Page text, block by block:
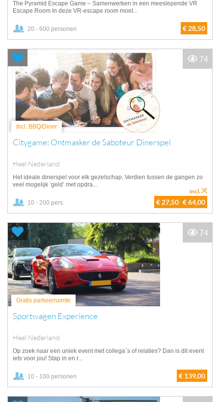
The Pyramid Escape Game – Samenwerken in een meeslepende VR
Escape Room In deze VR-escape room moet...
20 - 600 personen € 28,50
Incl. BBQ/Diner
Citygame: Ontmasker de Saboteur Dinerspel
Heel Nederland
Het ideale dinerspel voor elk gezelschap. Verdien tussen de gangen zo
veel mogelijk ‘geld’ met opdra...
10 - 200 pers. € 27,50 € 64,00
incl.
74
Gratis parkeerruimte
Sportwagen Experience
Heel Nederland
Op zoek naar een uniek event met collega`s of relaties? Dan is dit event
iets voor jou! Stap in en r...
10 - 100 personen € 139,00
74